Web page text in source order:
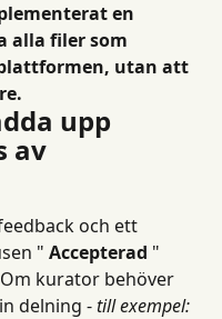
en
alla filer som
utan att
upp
av
och ett
" Accepterad "
kurator behöver
delning - till exempel: